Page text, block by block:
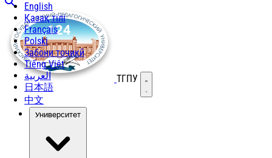
English
Қазақ тілі
Français
Polski
Забони тоҷикӣ
Tiếng Việt
العربية
日本語
中文
ТГПУ Открыть меню
Университет